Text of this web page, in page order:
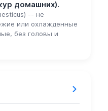
домашних).
-- не
или охлажденные
без головы и